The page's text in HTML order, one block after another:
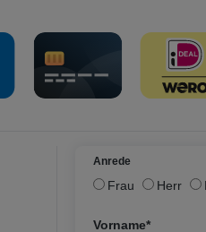
Anrede
Frau Herr
Vorname*